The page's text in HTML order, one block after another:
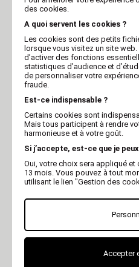
Polyvalence de
s'adapte sur la lame
comme un guide
longueur uniforme.
surpeigne pour
de coupe, vous
styles de toilettage
préférences de vos
Coupe Précise et
surpeigne, vous
chien. Cet accessoire
et les erreurs de
d'obtenir des
séance.
particulièrement
toilettage. Vous
les contours, lisser le
finitions impeccables
Facilité d'Utilisation
utiliser et à installer
Elle glisse sans effort
fluidité et avec un
des cookies.
A quoi servent les cookies ?
Les cookies sont des petits
lorsque vous visitez un site
d’activer des fonctions
statistiques d’audience et
de personnaliser votre
fraude.
Est-ce indispensable ?
Certains cookies sont
Mais tous participent à rendre
harmonieuse et à votre goût.
Si j’accepte, est-ce que je
Oui, votre choix sera appliqué
13 mois. Vous pouvez à tout
utilisant le lien "Gestion des
Accepter